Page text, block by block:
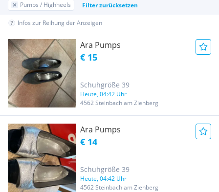
Pumps / Highheels Filter zurücksetzen
Infos zur Reihung der Anzeigen
Ara Pumps
€ 15
Schuhgröße 39
Heute, 04:42 Uhr
4562 Steinbach am Ziehberg
Ara Pumps
€ 14
Schuhgröße 39
Heute, 04:42 Uhr
4562 Steinbach am Ziehberg